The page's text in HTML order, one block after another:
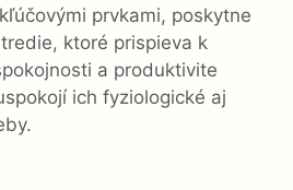
prvkami, poskytne
ktoré prispieva k
a produktivite
ich fyziologické aj